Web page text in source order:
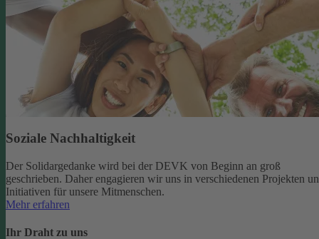
Soziale Nachhaltigkeit
Der Solidargedanke wird bei der DEVK von Beginn an groß
geschrieben. Daher engagieren wir uns in verschiedenen Projekten
Initiativen für unsere Mitmenschen.
Mehr erfahren
Ihr Draht zu uns